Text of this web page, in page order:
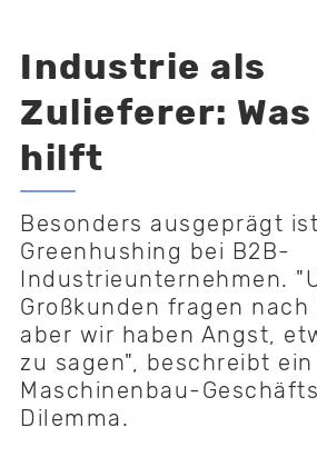
Industrie als
Zulieferer:
hilft
Besonders ausgeprägt ist
Greenhushing bei B2B-
Industrieunternehmen.
Großkunden fragen nach
aber wir haben Angst,
zu sagen", beschreibt ein
Maschinenbau-
Dilemma.